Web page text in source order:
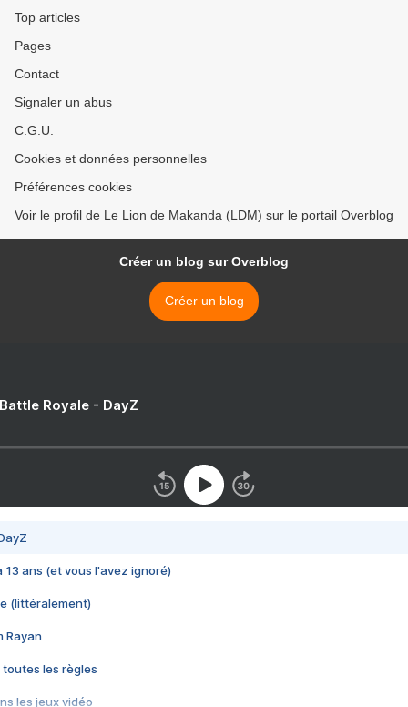
Top articles
Pages
Contact
Signaler un abus
C.G.U.
Cookies et données personnelles
Préférences cookies
Voir le profil de Le Lion de Makanda (LDM) sur le portail Overblog
Créer un blog sur Overblog
Créer un blog
Royale - DayZ
13 ans (et vous l'avez ignoré)
(littéralement)
Rayan
toutes les règles
les jeux vidéo